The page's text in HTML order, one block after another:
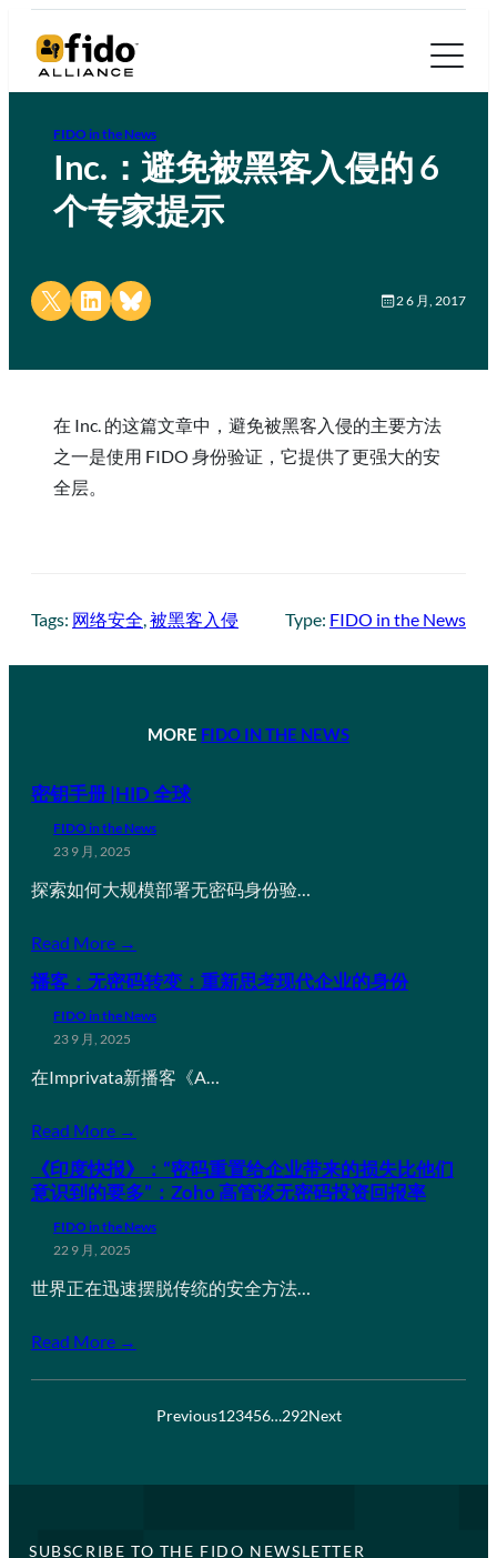
FIDO in the News
Inc.：避免被黑客入侵的 6
个专家提示
Share on X Share on LinkedIn
Share on Bluesky 2 6 月, 2017
在 Inc. 的这篇文章中，避免被黑客入侵的主要方法
之一是使用 FIDO 身份验证，它提供了更强大的安
全层。
Tags: 网络安全 被黑客入侵 Type: FIDO in the News
MORE FIDO IN THE NEWS
密钥手册 |HID 全球
FIDO in the News
23 9 月, 2025
探索如何大规模部署无密码身份验…
Read More →
播客：无密码转变：重新思考现代企业的身份
FIDO in the News
23 9 月, 2025
在Imprivata新播客《A…
Read More →
《印度快报》：“密码重置给企业带来的损失比他们
意识到的要多”：Zoho 高管谈无密码投资回报率
FIDO in the News
22 9 月, 2025
世界正在迅速摆脱传统的安全方法…
Read More →
Previous123456…292Next
SUBSCRIBE TO THE FIDO NEWSLETTER